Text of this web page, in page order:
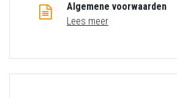
Algemene voorwaarden
Lees meer